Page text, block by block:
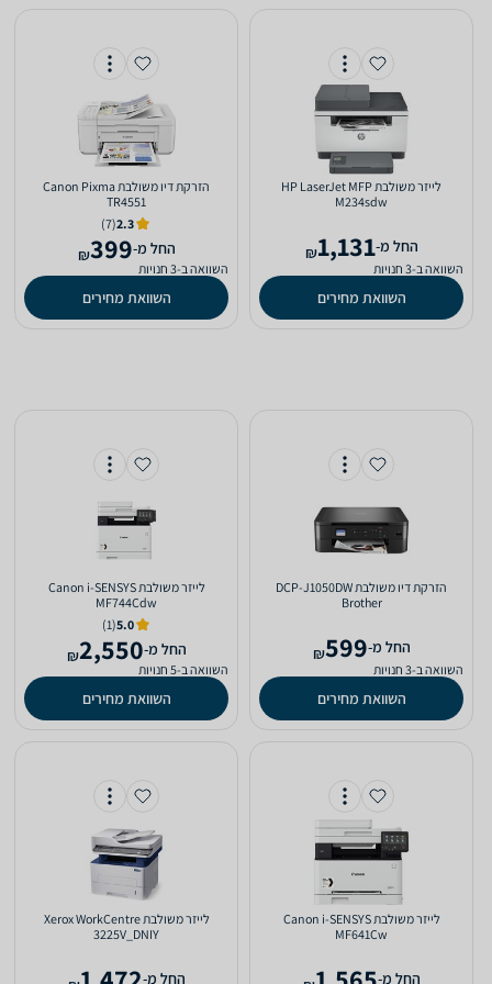
‏לייזר ‏משולבת HP LaserJet MFP
M234sdw
‫החל מ-1,131
₪
השוואה ב-3 חנויות
השוואת מחירים
‏הזרקת דיו ‏משולבת Canon Pixma
TR4551
2.3
(7)
‫החל מ-399
₪
השוואה ב-3 חנויות
השוואת מחירים
‏הזרקת דיו ‏משולבת ‎DCP-J1050DW
Brother
‫החל מ-599
₪
השוואה ב-3 חנויות
השוואת מחירים
‏לייזר ‏משולבת Canon i-SENSYS
MF744Cdw
5.0
(1)
‫החל מ-2,550
₪
השוואה ב-5 חנויות
השוואת מחירים
‏לייזר ‏משולבת Canon i-SENSYS
MF641Cw
‫החל מ-
‏לייזר ‏משולבת Xerox WorkCentre
3225V_DNIY
‫החל מ-